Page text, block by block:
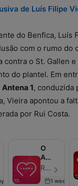
de Luís Filipe
do Benfica, Luís
com o rumo do
contra o St. Gallen
do plantel. Em
Antena 1, conduzida
Vieira apontou a
por Rui Costa.
ago
O
Amor
éRTP Antena 1 - Episode 100
1 week